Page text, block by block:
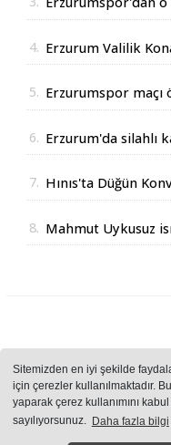
Sitemizden en iyi şekilde
için çerezler kullanılmaktadır.
yaparak çerez kullanımını
sayılıyorsunuz. Daha fazla bilgi
4. Erzurum Valilik
5. Erzurumspor maçı
6. Erzurum'da silahlı
7. Hınıs'ta Düğün
8. Mahmut Uykusuz
Sitemizde bulunan
içerikler